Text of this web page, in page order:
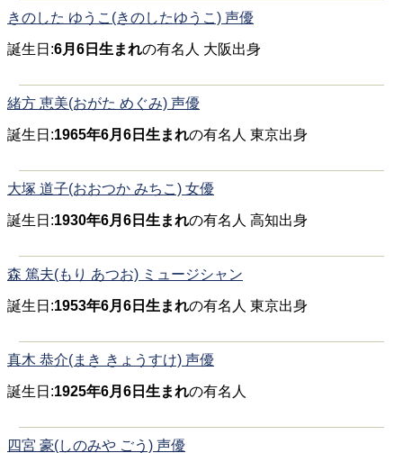
きのした ゆうこ(きのしたゆうこ) 声優
誕生日:6月6日生まれの有名人 大阪出身
緒方 恵美(おがた めぐみ) 声優
誕生日:1965年6月6日生まれの有名人 東京出身
大塚 道子(おおつか みちこ) 女優
誕生日:1930年6月6日生まれの有名人 高知出身
森 篤夫(もり あつお) ミュージシャン
誕生日:1953年6月6日生まれの有名人 東京出身
真木 恭介(まき きょうすけ) 声優
誕生日:1925年6月6日生まれの有名人
四宮 豪(しのみや ごう) 声優